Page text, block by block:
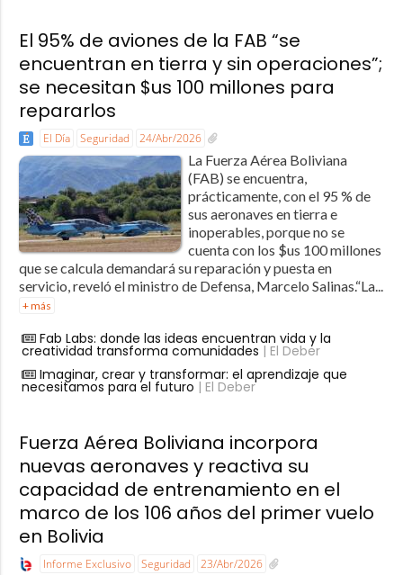
El 95% de aviones de la FAB “se
encuentran en tierra y sin operaciones”;
se necesitan $us 100 millones para
repararlos
El Día Seguridad 24/Abr/2026
La Fuerza Aérea Boliviana
(FAB) se encuentra,
prácticamente, con el 95 % de
sus aeronaves en tierra e
inoperables, porque no se
cuenta con los $us 100 millones
que se calcula demandará su reparación y puesta en
servicio, reveló el ministro de Defensa, Marcelo Salinas.“La...
+ más
Fab Labs: donde las ideas encuentran vida y la
creatividad transforma comunidades | El Deber
Imaginar, crear y transformar: el aprendizaje que
necesitamos para el futuro | El Deber
Fuerza Aérea Boliviana incorpora
nuevas aeronaves y reactiva su
capacidad de entrenamiento en el
marco de los 106 años del primer vuelo
en Bolivia
Informe Exclusivo Seguridad 23/Abr/2026